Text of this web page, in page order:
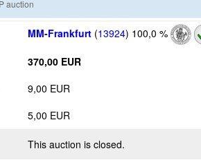
auction
MM-Frankfurt (13924) 100,0 %
370,00 EUR
9,00 EUR
5,00 EUR
This auction is closed.